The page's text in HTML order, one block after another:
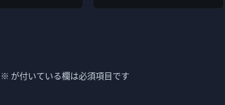
※ が付いている欄は必須項目です